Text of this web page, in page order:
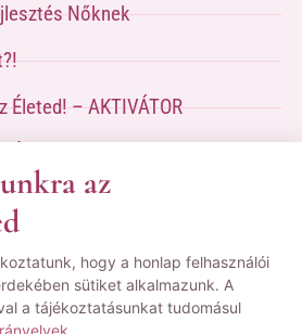
Nőknek
Életed! – AKTIVÁTOR
kérlek tölsd ki az űrlapot
oldalon
| Pozsgai Nikoletta Tudástára.
az
hogy a honlap felhasználói
sütiket alkalmazunk. A
a tájékoztatásunkat tudomásul